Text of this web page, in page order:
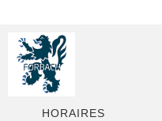
HORAIRES